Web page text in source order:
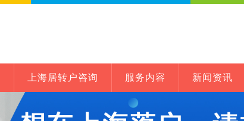
上海居转户咨询 服务内容 新闻资讯